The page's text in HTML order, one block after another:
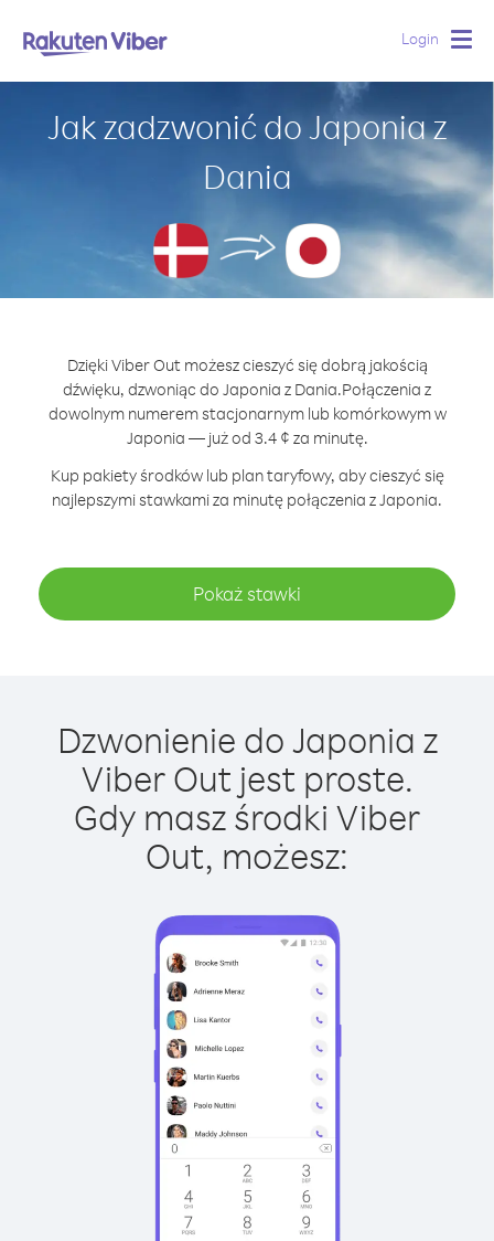
Login
Jak zadzwonić do Japonia z
Dania
Dzięki Viber Out możesz cieszyć się dobrą jakością
dźwięku, dzwoniąc do Japonia z Dania.Połączenia z
dowolnym numerem stacjonarnym lub komórkowym w
Japonia — już od 3.4 ¢ za minutę.
Kup pakiety środków lub plan taryfowy, aby cieszyć się
najlepszymi stawkami za minutę połączenia z Japonia.
Pokaż stawki
Dzwonienie do Japonia z
Viber Out jest proste.
Gdy masz środki Viber
Out, możesz: